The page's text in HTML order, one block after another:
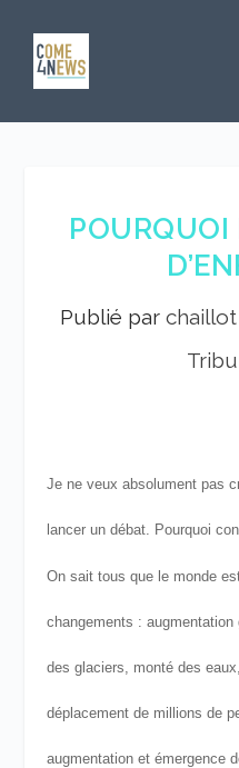
POURQUOI
Publié par
Je ne veux absolument pas
lancer un débat. Pourquoi
On sait tous que le monde
changements :
des glaciers, monté des
déplacement de millions de
augmentation et émergence